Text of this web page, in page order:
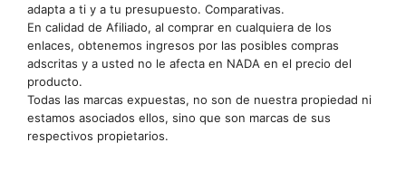
adapta a ti y a tu presupuesto. Comparativas.
En calidad de Afiliado, al comprar en cualquiera de los
enlaces, obtenemos ingresos por las posibles compras
adscritas y a usted no le afecta en NADA en el precio del
producto.
Todas las marcas expuestas, no son de nuestra propiedad ni
estamos asociados ellos, sino que son marcas de sus
respectivos propietarios.